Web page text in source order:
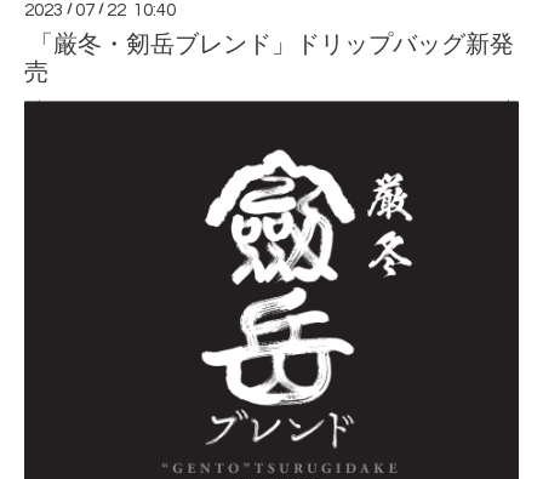
2023 /07 / 22 10:40
「厳冬・剱岳ブレンド」ドリップバッグ新発
売